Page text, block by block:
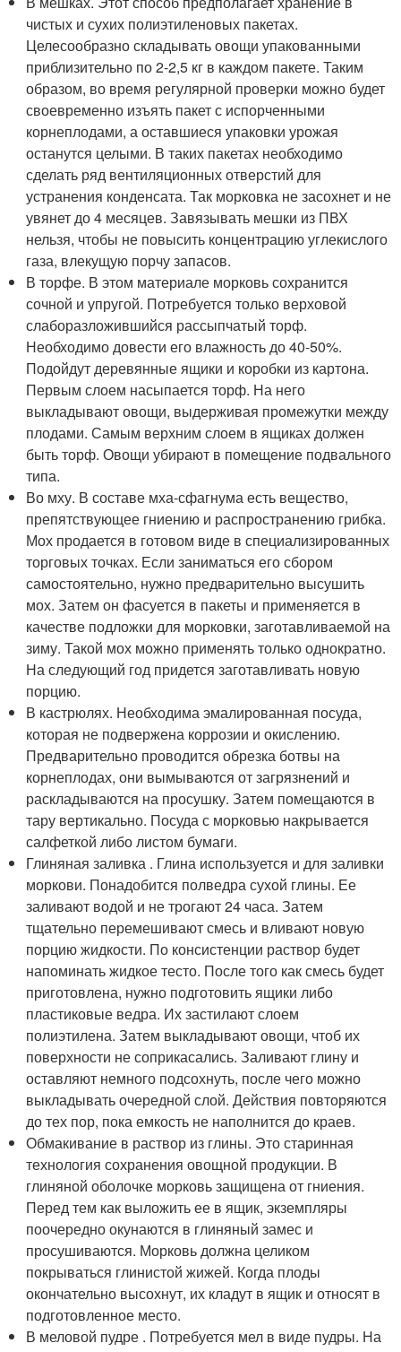
чистых и сухих полиэтиленовых пакетах.
Целесообразно складывать овощи упакованными
приблизительно по 2-2,5 кг в каждом пакете. Таким
образом, во время регулярной проверки можно будет
своевременно изъять пакет с испорченными
корнеплодами, а оставшиеся упаковки урожая
останутся целыми. В таких пакетах необходимо
сделать ряд вентиляционных отверстий для
устранения конденсата. Так морковка не засохнет и не
увянет до 4 месяцев. Завязывать мешки из ПВХ
нельзя, чтобы не повысить концентрацию углекислого
газа, влекущую порчу запасов.
В торфе. В этом материале морковь сохранится
сочной и упругой. Потребуется только верховой
слаборазложившийся рассыпчатый торф.
Необходимо довести его влажность до 40-50%.
Подойдут деревянные ящики и коробки из картона.
Первым слоем насыпается торф. На него
выкладывают овощи, выдерживая промежутки между
плодами. Самым верхним слоем в ящиках должен
быть торф. Овощи убирают в помещение подвального
типа.
Во мху. В составе мха-сфагнума есть вещество,
препятствующее гниению и распространению грибка.
Мох продается в готовом виде в специализированных
торговых точках. Если заниматься его сбором
самостоятельно, нужно предварительно высушить
мох. Затем он фасуется в пакеты и применяется в
качестве подложки для морковки, заготавливаемой на
зиму. Такой мох можно применять только однократно.
На следующий год придется заготавливать новую
порцию.
В кастрюлях. Необходима эмалированная посуда,
которая не подвержена коррозии и окислению.
Предварительно проводится обрезка ботвы на
корнеплодах, они вымываются от загрязнений и
раскладываются на просушку. Затем помещаются в
тару вертикально. Посуда с морковью накрывается
салфеткой либо листом бумаги.
Глиняная заливка . Глина используется и для заливки
моркови. Понадобится полведра сухой глины. Ее
заливают водой и не трогают 24 часа. Затем
тщательно перемешивают смесь и вливают новую
порцию жидкости. По консистенции раствор будет
напоминать жидкое тесто. После того как смесь будет
приготовлена, нужно подготовить ящики либо
пластиковые ведра. Их застилают слоем
полиэтилена. Затем выкладывают овощи, чтоб их
поверхности не соприкасались. Заливают глину и
оставляют немного подсохнуть, после чего можно
выкладывать очередной слой. Действия повторяются
до тех пор, пока емкость не наполнится до краев.
Обмакивание в раствор из глины. Это старинная
технология сохранения овощной продукции. В
глиняной оболочке морковь защищена от гниения.
Перед тем как выложить ее в ящик, экземпляры
поочередно окунаются в глиняный замес и
просушиваются. Морковь должна целиком
покрываться глинистой жижей. Когда плоды
окончательно высохнут, их кладут в ящик и относят в
подготовленное место.
В меловой пудре . Потребуется мел в виде пудры. На